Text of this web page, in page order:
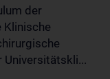
der
Klinische
Universitätskli...